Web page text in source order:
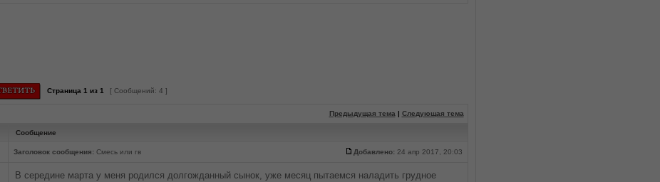
Страница 1 из 1 [ Сообщений: 4 ]
Предыдущая тема | Следующая тема
Сообщение
Заголовок сообщения:Смесь или гв Добавлено:24 апр 2017, 20:03
В середине марта у меня родился долгожданный сынок, уже месяц пытаемся наладить грудное